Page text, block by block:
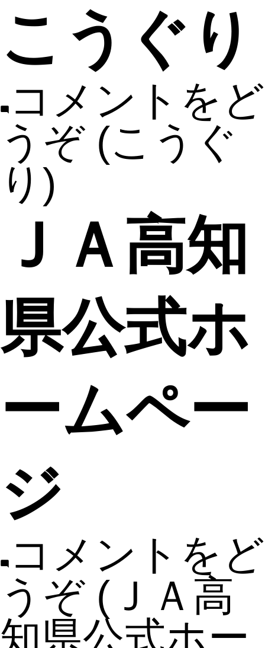
こうぐり
コメントをど
うぞ (こうぐ
り)
ＪＡ高知
県公式ホ
ームペー
ジ
コメントをど
うぞ (ＪＡ高
知県公式ホー